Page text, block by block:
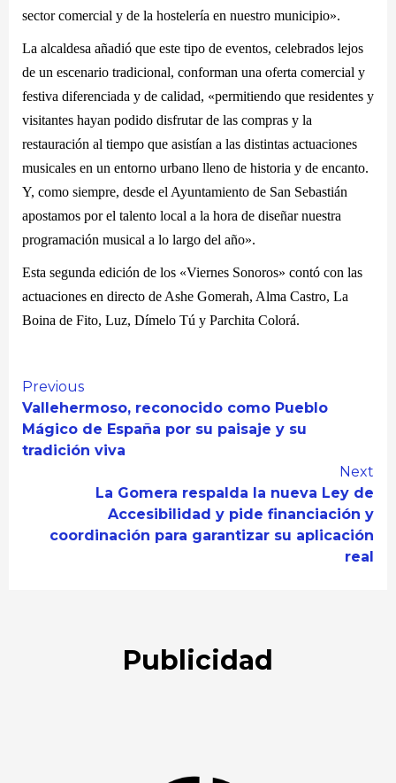
sector comercial y de la hostelería en nuestro municipio».
La alcaldesa añadió que este tipo de eventos, celebrados lejos
de un escenario tradicional, conforman una oferta comercial y
festiva diferenciada y de calidad, «permitiendo que residentes y
visitantes hayan podido disfrutar de las compras y la
restauración al tiempo que asistían a las distintas actuaciones
musicales en un entorno urbano lleno de historia y de encanto.
Y, como siempre, desde el Ayuntamiento de San Sebastián
apostamos por el talento local a la hora de diseñar nuestra
programación musical a lo largo del año».
Esta segunda edición de los «Viernes Sonoros» contó con las
actuaciones en directo de Ashe Gomerah, Alma Castro, La
Boina de Fito, Luz, Dímelo Tú y Parchita Colorá.
Continue
Reading
Previous
Vallehermoso, reconocido como Pueblo
Mágico de España por su paisaje y su
tradición viva
Next
La Gomera respalda la nueva Ley de
Accesibilidad y pide financiación y
coordinación para garantizar su aplicación
real
Publicidad